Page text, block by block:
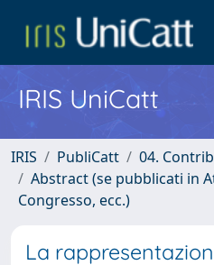
IRIS UniCatt
IRIS PubliCatt
04.
Abstract (se pubblicati in
Congresso, ecc.)
La